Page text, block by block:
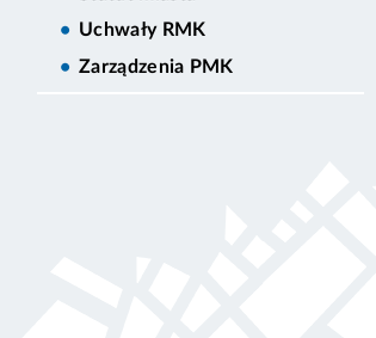
Uchwały RMK
Zarządzenia PMK